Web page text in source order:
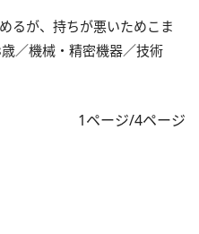
るが、持ちが悪いためこま
／機械・精密機器／技術
1ページ/4ページ